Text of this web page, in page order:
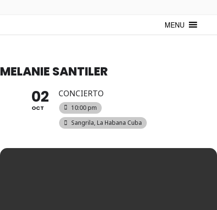
mantenerte actualizado sobre Cuba y sus artistas. Noticias, eventos y
MENU
MELANIE SANTILER
02
OCT
CONCIERTO
10:00 pm
Sangrila, La Habana Cuba